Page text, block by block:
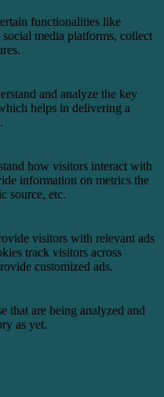
functionalities like
media platforms, collect
and analyze the key
helps in delivering a
how visitors interact with
information on metrics the
source, etc.
visitors with relevant ads
track visitors across
customized ads.
that are being analyzed and
as yet.